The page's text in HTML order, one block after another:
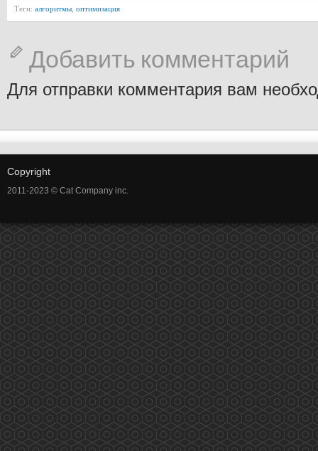
Теги: алгоритмы оптимизация
Добавить комментарий
Для отправки комментария вам
Copyright
2011-2023 © Cat Company inc.